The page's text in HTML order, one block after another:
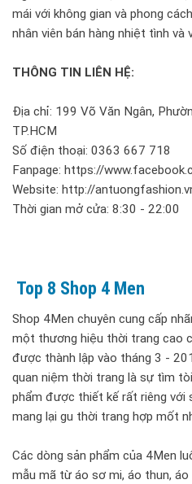
mái với không gian và phong
nhân viên bán hàng nhiệt tình và
THÔNG TIN LIÊN HỆ:
Địa chỉ: 199 Võ Văn Ngân,
TP.HCM
Số điện thoại: 0363 667 718
Fanpage: https://
Website: http://
Thời gian mở cửa: 8:30 - 22:00
Top 8 Shop 4 Men
Shop 4Men chuyên cung cấp
một thương hiệu thời trang cao
được thành lập vào tháng 3 -
quan niệm thời trang là sự tìm
phẩm được thiết kế rất riêng với
mang lại gu thời trang hợp mốt
Các dòng sản phẩm của 4Men
mẫu mã từ áo sơ mi, áo thun, áo